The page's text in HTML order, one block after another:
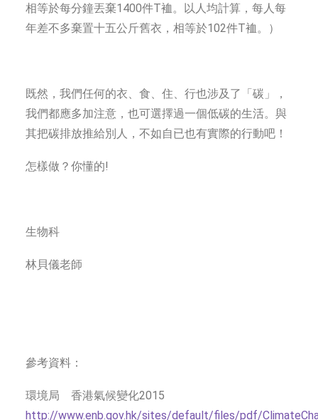
相等於每分鐘丟棄1400件T裇。以人均計算，每人每
年差不多棄置十五公斤舊衣，相等於102件T裇。）
既然，我們任何的衣、食、住、行也涉及了「碳」，
我們都應多加注意，也可選擇過一個低碳的生活。與
其把碳排放推給別人，不如自已也有實際的行動吧！
怎樣做？你懂的!
生物科
林貝儀老師
參考資料：
環境局 香港氣候變化2015
http://www.enb.gov.hk/sites/default/files/pdf/